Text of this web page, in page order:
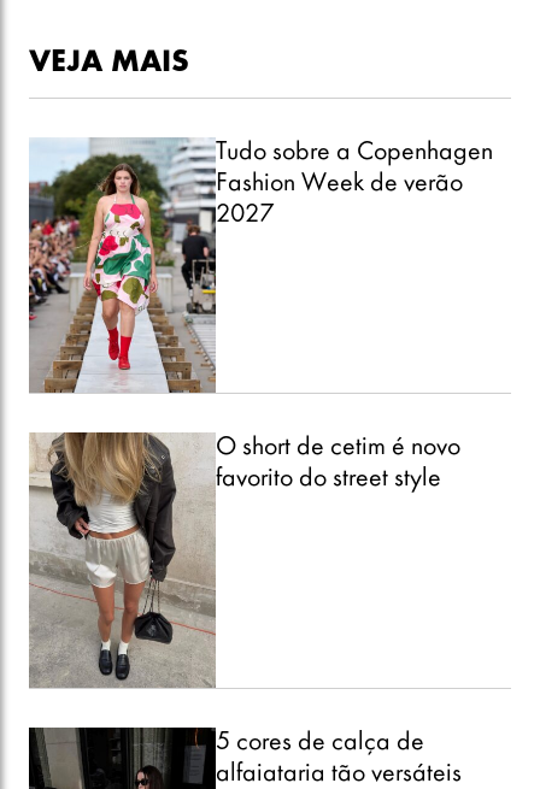
VEJA MAIS
Tudo sobre a Copenhagen
Fashion Week de verão
2027
O short de cetim é novo
favorito do street style
5 cores de calça de
alfaiataria tão versáteis